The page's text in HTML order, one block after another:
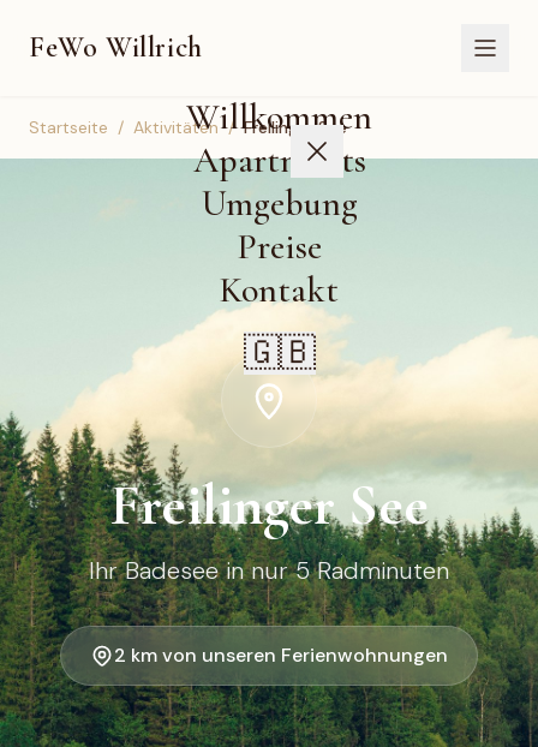
FeWo Willrich
Willkommen
Apartments
Umgebung
Preise
Kontakt
🇬🇧
Startseite / Aktivitäten / Freilinger See
Freilinger See
Ihr Badesee in nur 5 Radminuten
2 km von unseren Ferienwohnungen